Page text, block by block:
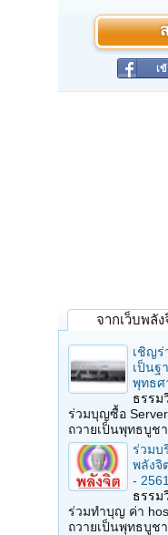
เ
จากเว็บพลั
เชิญร่
เป็นฐ
พุทธศ
ธรร
ร่วมบุญซื้อ
ถวายเป็นพุทธบูช
ร่วมบ
พลังจิ
-
ธรร
ร่วมทำบุญ ค่า
ถวายเป็นพุทธบูช